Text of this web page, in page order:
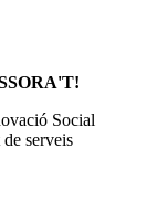
Social
serveis